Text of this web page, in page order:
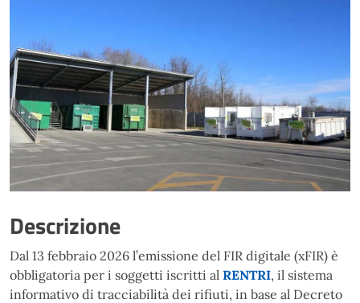
Descrizione
Dal 13 febbraio 2026 l’emissione del FIR digitale (xFIR) è
obbligatoria per i soggetti iscritti al RENTRI, il sistema
informativo di tracciabilità dei rifiuti, in base al Decreto